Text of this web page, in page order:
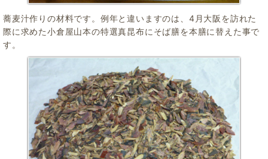
蕎麦汁作りの材料です。例年と違いますのは、4月大阪を訪れた
際に求めた小倉屋山本の特選真昆布にそば膳を本膳に替えた事で
す。